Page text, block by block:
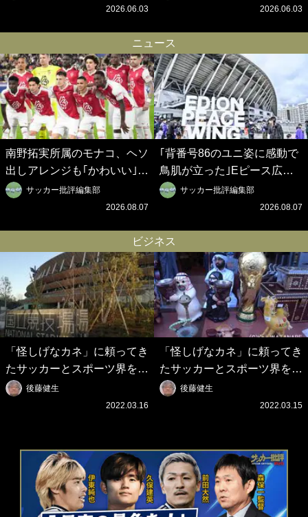
ベルギークラブ、次なる野望
ロイデン立石敬之CEOの世
界戦略】(2)
2026.06.03
挙を成し遂げられたのか？
之CEOの世界戦略】(1)
2026.06.03
ニュース
南野拓実所属のモナコ、ヘソ
出しアレンジも｢かわいい｣新
サードユニ発表！プールサイ
ドの美女＆激エモデザインに
サッカー批評編集部
2026.08.07
｢背番号86のユニ姿に感動で
鳥肌が立った｣Eピース広島
で行われた平和記念式典の放
映に称賛の声｢素晴らしい取
応しい｣
サッカー批評編集部
2026.08.07
ビジネス
「怪しげなカネ」に頼ってき
たサッカーとスポーツ界を待
つ未来(4)スポーツを「持続
可能」にする「真の投資」の
後藤健生
2022.03.16
「怪しげなカネ」に頼ってき
たサッカーとスポーツ界を待
つ未来(3)「ロシアン・マネ
ー」に続く中東の「オイルマ
後藤健生
2022.03.15